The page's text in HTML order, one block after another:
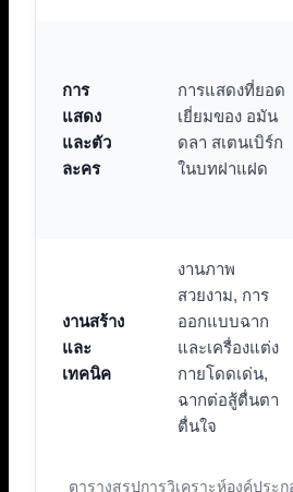
ตารางสรุปการวิเคราะห์องค์ประ
การ
แสดง
และตัว
ละคร
การแสดงที่ยอด
เยี่ยมของ อมัน
ดลา สเตนเบิร์ก
ในบทฝาแฝด
งานสร้าง
และ
เทคนิค
งานภาพ
สวยงาม, การ
ออกแบบฉาก
และเครื่องแต่ง
กายโดดเด่น,
ฉากต่อสู้ตื่นตา
ตื่นใจ